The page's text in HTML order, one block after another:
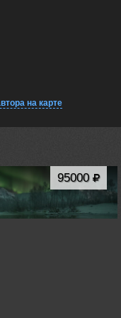
на карте
95000